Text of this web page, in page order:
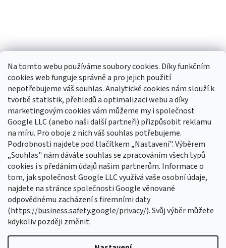
Na tomto webu používáme soubory cookies. Díky funkčním
cookies web funguje správně a pro jejich použití
nepotřebujeme váš souhlas. Analytické cookies nám slouží k
tvorbě statistik, přehledů a optimalizaci webu a díky
marketingovým cookies vám můžeme my i společnost
Google LLC (anebo naši další partneři) přizpůsobit reklamu
na míru. Pro oboje z nich váš souhlas potřebujeme.
Podrobnosti najdete pod tlačítkem „Nastavení". Výběrem
„Souhlas" nám dáváte souhlas se zpracováním všech typů
cookies i s předáním údajů našim partnerům. Informace o
tom, jak společnost Google LLC využívá vaše osobní údaje,
najdete na stránce společnosti Google věnované
odpovědnému zacházení s firemními daty
(https://business.safety.google/privacy/). Svůj výběr můžete
kdykoliv později změnit.
Sledovat na Instagramu
Odebírat newsletter
Vložte svůj e-mail a my vám budeme zasílat informace o nových
produktech na našem e-shopu.
E-mail
Vložením e-mailu souhlasíte spodmínkami ochrany osobních údajů